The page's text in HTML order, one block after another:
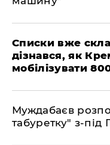
Списки вже
дізнався, як
мобілізувати
Муждабаєв
табуретку" з-під